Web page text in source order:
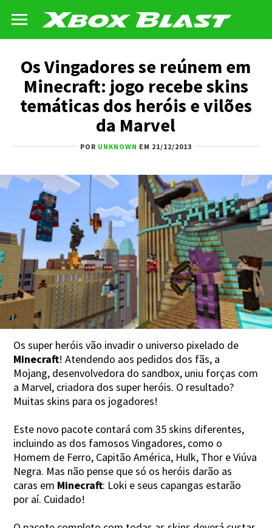
Os Vingadores se reúnem em
Minecraft: jogo recebe skins
temáticas dos heróis e vilões
da Marvel
POR UNKNOWN EM 21/12/2013
Os super heróis vão invadir o universo pixelado de
Minecraft! Atendendo aos pedidos dos fãs, a
Mojang, desenvolvedora do sandbox, uniu forças com
a Marvel, criadora dos super heróis. O resultado?
Muitas skins para os jogadores!
Este novo pacote contará com 35 skins diferentes,
incluindo as dos famosos Vingadores, como o
Homem de Ferro, Capitão América, Hulk, Thor e Viúva
Negra. Mas não pense que só os heróis darão as
caras em Minecraft: Loki e seus capangas estarão
por aí. Cuidado!